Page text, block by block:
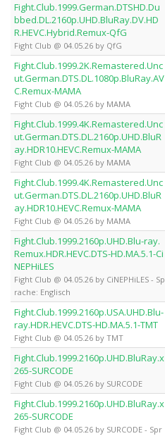
Fight.Club.1999.German.DTSHD.Du
bbed.DL.2160p.UHD.BluRay.DV.HD
R.HEVC.Hybrid.Remux-QfG
Fight Club @ 04.05.26 by QfG
Fight.Club.1999.2K.Remastered.Unc
ut.German.DTS.DL.1080p.BluRay.AV
C.Remux-MAMA
Fight Club @ 04.05.26 by MAMA
Fight.Club.1999.4K.Remastered.Unc
ut.German.DTS.DL.2160p.UHD.BluR
ay.HDR10.HEVC.Remux-MAMA
Fight Club @ 04.05.26 by MAMA
Fight.Club.1999.4K.Remastered.Unc
ut.German.DTS.DL.2160p.UHD.BluR
ay.HDR10.HEVC.Remux-MAMA
Fight Club @ 04.05.26 by MAMA
Fight.Club.1999.2160p.UHD.Blu-ray.
Remux.HDR.HEVC.DTS-HD.MA.5.1-Ci
NEPHiLES
Fight Club @ 04.05.26 by CiNEPHiLES - Sp
rache: Englisch
Fight.Club.1999.2160p.USA.UHD.Blu-
ray.HDR.HEVC.DTS-HD.MA.5.1-TMT
Fight Club @ 04.05.26 by TMT
Fight.Club.1999.2160p.UHD.BluRay.x
265-SURCODE
Fight Club @ 04.05.26 by SURCODE
Fight.Club.1999.2160p.UHD.BluRay.x
265-SURCODE
Fight Club @ 04.05.26 by SURCODE - Spr